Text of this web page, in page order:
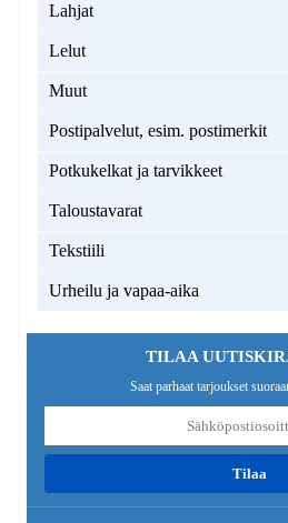
Lahjat
Lelut
Muut
Postipalvelut, esim. postimerkit
Potkukelkat ja tarvikkeet
Taloustavarat
Tekstiili
Urheilu ja vapaa-aika
TILAA
Saat parhaat tarjoukset
tilaa